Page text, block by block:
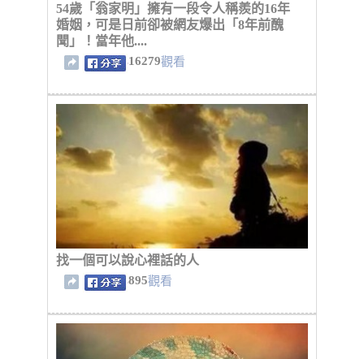
54歲「翁家明」擁有一段令人稱羨的16年
婚姻，可是日前卻被網友爆出「8年前醜
聞」！當年他....
16279觀看
找一個可以說心裡話的人
895觀看